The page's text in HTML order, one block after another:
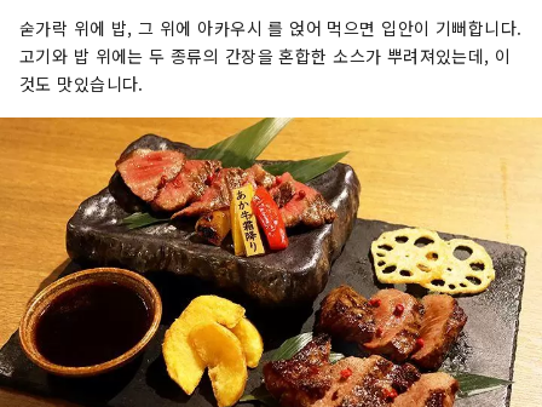
숟가락 위에 밥, 그 위에 아카우시 를 얹어 먹으면 입안이 기뻐합니다.
고기와 밥 위에는 두 종류의 간장을 혼합한 소스가 뿌려져있는데, 이
것도 맛있습니다.